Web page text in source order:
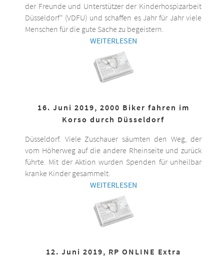
der Freunde und Unterstützer der Kinderhospizarbeit
Düsseldorf“ (VDFU) und schaffen es Jahr für Jahr viele
Menschen für die gute Sache zu begeistern.
WEITERLESEN
16. Juni 2019, 2000 Biker fahren im
Korso durch Düsseldorf
Düsseldorf. Viele Zuschauer säumten den Weg, der
vom Höherweg auf die andere Rheinseite und zurück
führte. Mit der Aktion wurden Spenden für unheilbar
kranke Kinder gesammelt.
WEITERLESEN
12. Juni 2019, RP ONLINE Extra